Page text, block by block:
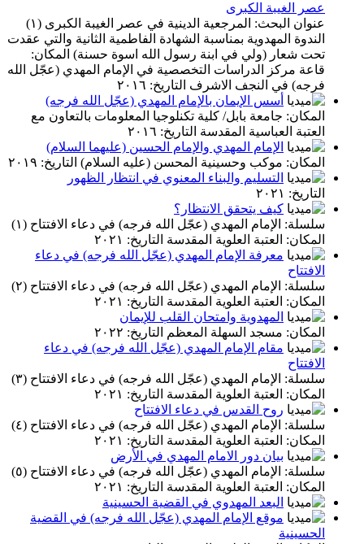
عصر الغيبة الكبرى
عنوان البحث: المرجعية الدينية في عصر الغيبة الكبرى (١)
الندوة المهدوية بمناسبة الشهادة الفاطمية الثانية والتي عقدت
تحت شعار (ولي في ابنة رسول الله اسوة حسنة) المكان:
قاعة مركز الدراسات التخصصية في الإمام المهدي (عجّل الله
فرجه) في النجف الاشرف التاريخ: ٢٠١٦
أسس الإيمان بالإمام المهدي (عجّل الله فرجه)
المكان: جامعة بابل/ كلية تكنلوجيا المعلومات بالتعاون مع
العتبة العباسية المقدسة التاريخ: ٢٠١٦
الإمام المهدي والإمام الحسين (عليهما السلام)
المكان: موكب وحسينية المحسن (عليه السلام) التاريخ: ٢٠١٩
التسليم والبناء المعنوي في انتظار الظهور
التاريخ: ٢٠٢١
كيف يتحقق الانتظار؟
سلسلة: الإمام المهدي (عجّل الله فرجه) في دعاء الافتتاح (١)
المكان: العتبة العلوية المقدسة التاريخ: ٢٠٢١
معرفة الإمام المهدي (عجّل الله فرجه) في دعاء
الافتتاح
سلسلة: الإمام المهدي (عجّل الله فرجه) في دعاء الافتتاح (٢)
المكان: العتبة العلوية المقدسة التاريخ: ٢٠٢١
المهدوية وامتحان القلب للإيمان
المكان: مسجد السهلة المعظم التاريخ: ٢٠٢٢
مقام الإمام المهدي (عجّل الله فرجه) في دعاء
الافتتاح
سلسلة: الإمام المهدي (عجّل الله فرجه) في دعاء الافتتاح (٣)
المكان: العتبة العلوية المقدسة التاريخ: ٢٠٢١
روح القدس في دعاء الافتتاح
سلسلة: الإمام المهدي (عجّل الله فرجه) في دعاء الافتتاح (٤)
المكان: العتبة العلوية المقدسة التاريخ: ٢٠٢١
بيان دور الامام المهدي في الأرض
سلسلة: الإمام المهدي (عجّل الله فرجه) في دعاء الافتتاح (٥)
المكان: العتبة العلوية المقدسة التاريخ: ٢٠٢١
البعد المهدوي في القضية الحسينية
موقع الإمام المهدي (عجّل الله فرجه) في القضية
الحسينية